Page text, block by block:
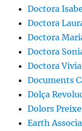
Doctora
Doctora
Doctora
Doctora
Doctora
Documents
Dolça
Dolors
Earth